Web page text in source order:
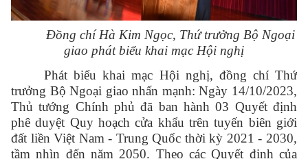
Đồng chí Hà Kim Ngọc, Thứ trưởng Bộ Ngoại
giao phát biểu khai mạc Hội nghị
Phát biểu khai mạc Hội nghị, đồng chí Thứ
trưởng Bộ Ngoại giao nhấn mạnh: Ngày 14/10/2023,
Thủ tướng Chính phủ đã ban hành 03 Quyết định
phê duyệt Quy hoạch cửa khẩu trên tuyến biên giới
đất liền Việt Nam - Trung Quốc thời kỳ 2021 - 2030,
tầm nhìn đến năm 2050. Theo các Quyết định của